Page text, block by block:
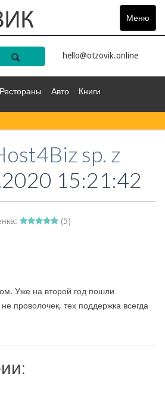
Меню
Toggle
hello@otzovik.online
Рестораны Авто Книги
Остальное
sp. z
15:21:42
(5)
Уже на второй год пошли
проволочек, тех поддержка всегда